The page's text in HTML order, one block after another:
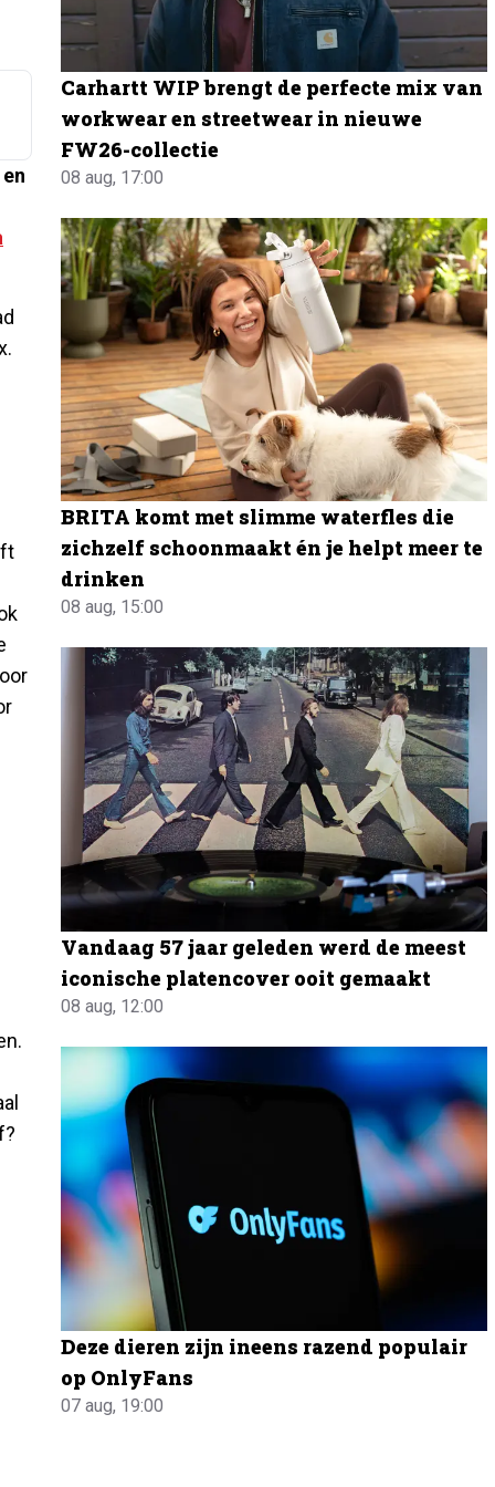
Carhartt WIP brengt de perfecte mix van
workwear en streetwear in nieuwe
FW26-collectie
08 aug, 17:00
BRITA komt met slimme waterfles die
zichzelf schoonmaakt én je helpt meer te
drinken
08 aug, 15:00
Vandaag 57 jaar geleden werd de meest
iconische platencover ooit gemaakt
08 aug, 12:00
Deze dieren zijn ineens razend populair
op OnlyFans
07 aug, 19:00